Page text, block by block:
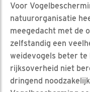
Voor
natuurorganisatie
meegedacht met de
zelfstandig een
weidevogels beter te
rijksoverheid niet
dringend